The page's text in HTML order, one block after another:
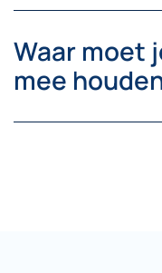
Waar moet
mee